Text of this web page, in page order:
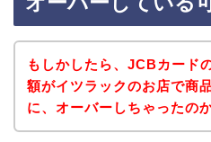
もしかしたら、JCBカード
額がイツラックのお店で商
に、オーバーしちゃったの